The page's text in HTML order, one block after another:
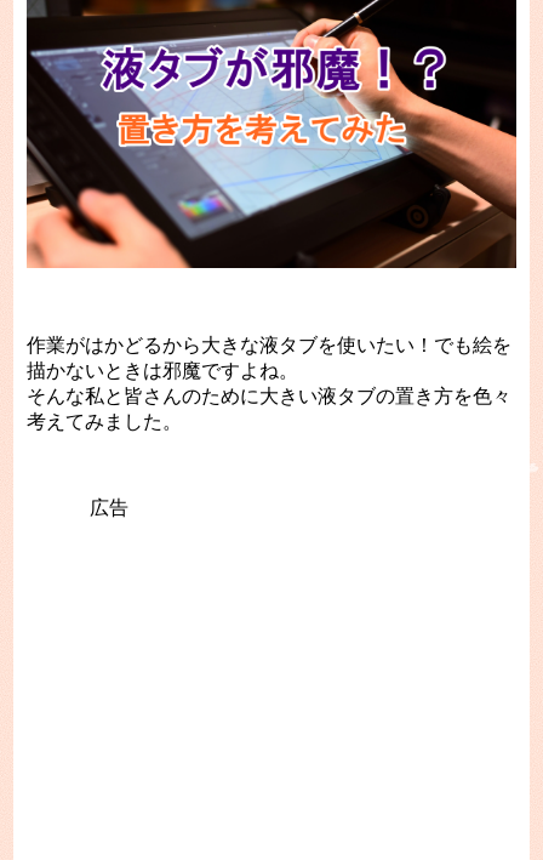
作業がはかどるから大きな液タブを使いたい！でも絵を
描かないときは邪魔ですよね。
そんな私と皆さんのために大きい液タブの置き方を色々
考えてみました。